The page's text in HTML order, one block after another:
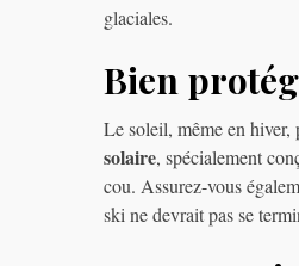
glaciales.
Bien
Le soleil, même en hiver,
solaire, spécialement
cou. Assurez-vous
ski ne devrait pas se